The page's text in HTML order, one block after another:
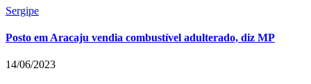
Sergipe
Posto em Aracaju vendia combustível adulterado, diz MP
14/06/2023